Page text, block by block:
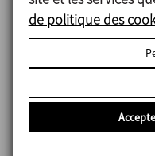
élastomères. En
certificat ATEX.
Matériels
Pièces en contact
de politique des